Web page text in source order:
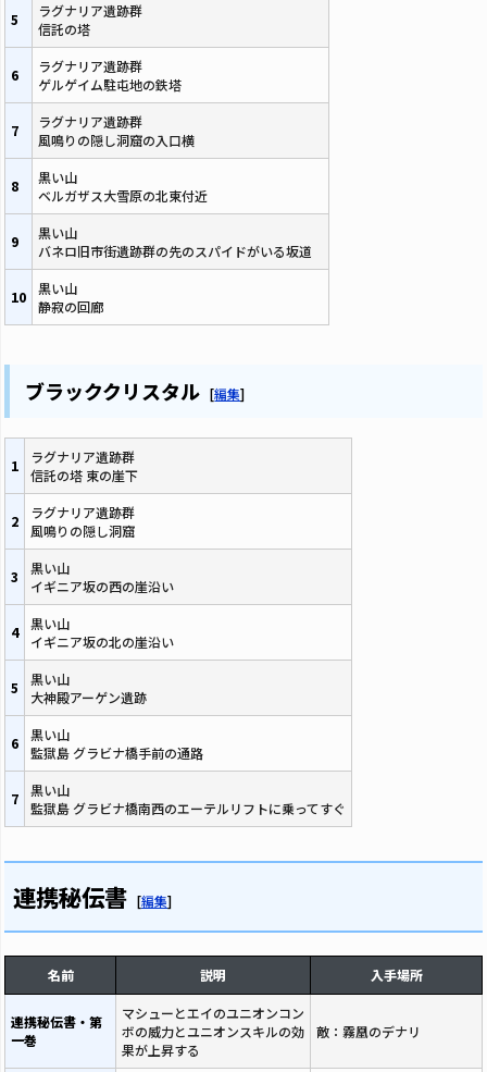
5
ラグナリア遺跡群
信託の塔
6
ラグナリア遺跡群
ゲルゲイム駐屯地の鉄塔
7
ラグナリア遺跡群
風鳴りの隠し洞窟の入口横
8
黒い山
ベルガザス大雪原の北東付近
9
黒い山
バネロ旧市街遺跡群の先のスパイドがいる坂道
10
黒い山
静寂の回廊
ブラッククリスタル [編集]
1
ラグナリア遺跡群
信託の塔 東の崖下
2
ラグナリア遺跡群
風鳴りの隠し洞窟
3
黒い山
イギニア坂の西の崖沿い
4
黒い山
イギニア坂の北の崖沿い
5
黒い山
大神殿アーゲン遺跡
6
黒い山
監獄島 グラビナ橋手前の通路
7
黒い山
監獄島 グラビナ橋南西のエーテルリフトに乗ってすぐ
連携秘伝書 [編集]
名前 説明 入手場所
連携秘伝書・第
一巻
マシューとエイのユニオンコン
ボの威力とユニオンスキルの効
果が上昇する
敵：霧凰のデナリ